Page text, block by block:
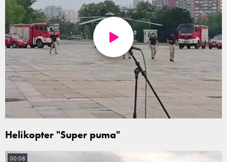
Helikopter "Super puma"
00:08